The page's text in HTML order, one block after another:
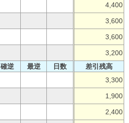
4,400
3,600
3,600
3,200
確逆 最逆 日数
差引残高
3,300
1,900
2,400